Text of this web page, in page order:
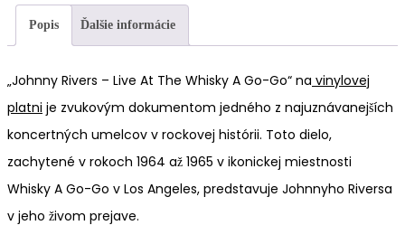
The
Popis Ďalšie informácie
„Johnny Rivers – Live At The Whisky A Go-Go“ na vinylovej
platni je zvukovým dokumentom jedného z najuznávanejších
koncertných umelcov v rockovej histórii. Toto dielo,
zachytené v rokoch 1964 až 1965 v ikonickej miestnosti
Whisky A Go-Go v Los Angeles, predstavuje Johnnyho Riversa
v jeho živom prejave.